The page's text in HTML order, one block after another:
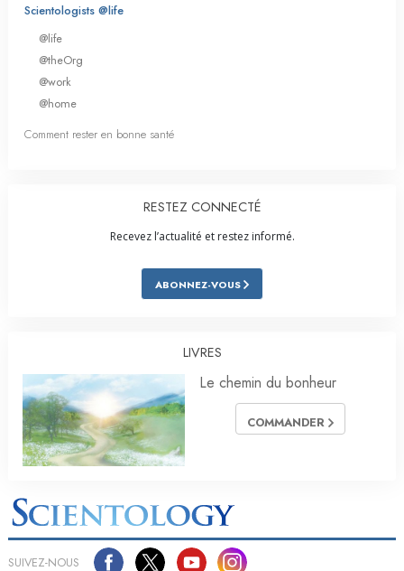
Scientologists @life
@life
@theOrg
@work
@home
Comment rester en bonne santé
RESTEZ CONNECTÉ
Recevez l’actualité et restez informé.
ABONNEZ-VOUS
LIVRES
Le chemin du bonheur
COMMANDER
SUIVEZ-NOUS